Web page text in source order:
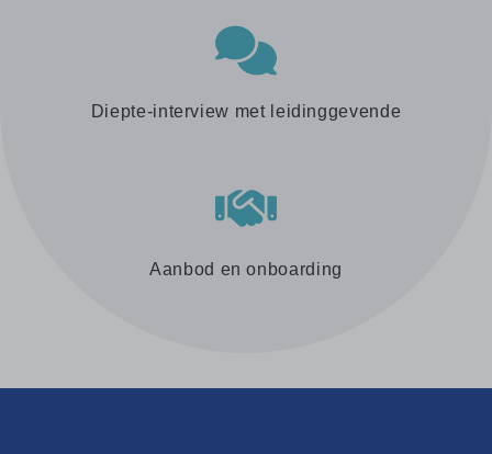
Diepte-interview met leidinggevende
Aanbod en onboarding